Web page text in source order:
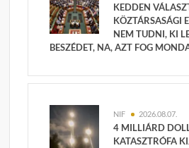
KEDDEN
KÖZTÁRSASÁGI
NEM TUDNI, KI
BESZÉDET, NA, AZT FOG
NIF 2026.08.07.
4 MILLIÁRD
KATASZTRÓFA